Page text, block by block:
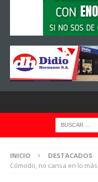
INICIO DESTACADOS
Cómodo, no cansa en lo